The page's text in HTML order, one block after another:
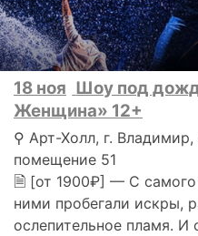
18 ноя Шоу под
Женщина» 12+
⚲ Арт-Холл, г.
помещение 51
🗎 [от 1900₽] — С
ними пробегали искры,
ослепительное пламя. И